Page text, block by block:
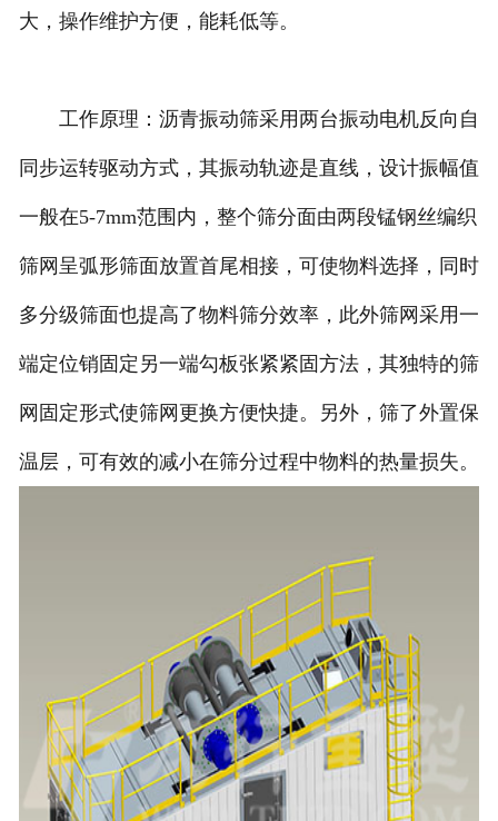
大，操作维护方便，能耗低等。
工作原理：沥青振动筛采用两台振动电机反向自
同步运转驱动方式，其振动轨迹是直线，设计振幅值
一般在5-7mm范围内，整个筛分面由两段锰钢丝编织
筛网呈弧形筛面放置首尾相接，可使物料选择，同时
多分级筛面也提高了物料筛分效率，此外筛网采用一
端定位销固定另一端勾板张紧紧固方法，其独特的筛
网固定形式使筛网更换方便快捷。另外，筛了外置保
温层，可有效的减小在筛分过程中物料的热量损失。